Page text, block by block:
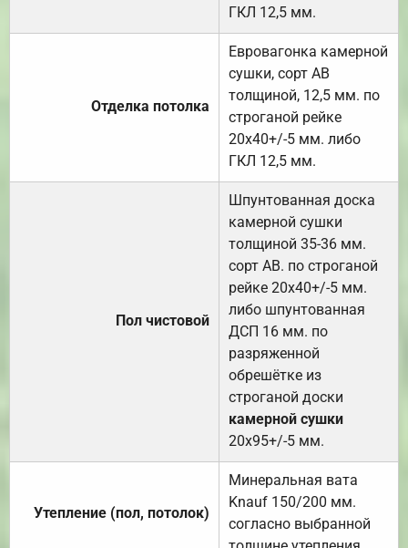
ГКЛ 12,5 мм.
Отделка потолка
Евровагонка камерной
сушки, сорт АВ
толщиной, 12,5 мм. по
строганой рейке
20х40+/-5 мм. либо
ГКЛ 12,5 мм.
Пол чистовой
Шпунтованная доска
камерной сушки
толщиной 35-36 мм.
сорт АВ. по строганой
рейке 20х40+/-5 мм.
либо шпунтованная
ДСП 16 мм. по
разряженной
обрешётке из
строганой доски
камерной сушки
20х95+/-5 мм.
Утепление (пол, потолок)
Минеральная вата
Knauf 150/200 мм.
согласно выбранной